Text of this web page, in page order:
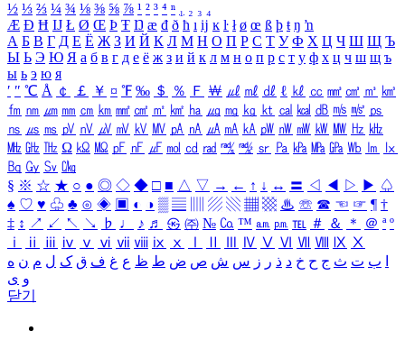
½ ⅓ ⅔ ¼ ¾ ⅛ ⅜ ⅝ ⅞ ¹ ² ³ ⁴ ⁿ ₁ ₂ ₃ ₄
Æ Ð Ħ Ĳ Ł Ø Œ Þ Ŧ Ŋ æ đ ð ħ ı ĳ ĸ ŀ ł ø œ ß þ ŧ ŋ ŉ
А Б В Г Д Е Ё Ж З И Й К Л М Н О П Р С Т У Ф Х Ц Ч Ш Щ Ъ
Ы Ь Э Ю Я а б в г д е ё ж з и й к л м н о п р с т у ф х ц ч ш щ ъ
ы ь э ю я
′ ″ ℃ Å ￠ ￡ ￥ ¤ ℉ ‰ ＄ ％ Ｆ ￦ ㎕ ㎖ ㎗ ℓ ㎘ ㏄ ㎣ ㎤ ㎥ ㎦
㎙ ㎚ ㎛ ㎜ ㎝ ㎞ ㎟ ㎠ ㎡ ㎢ ㏊ ㎍ ㎎ ㎏ ㏏ ㎈ ㎉ ㏈ ㎧ ㎨ ㎰
㎱ ㎲ ㎳ ㎴ ㎵ ㎶ ㎷ ㎸ ㎹ ㎀ ㎁ ㎂ ㎃ ㎄ ㎺ ㎻ ㎽ ㎾ ㎿ ㎐ ㎑
㎒ ㎓ ㎔ Ω ㏀ ㏁ ㎊ ㎋ ㎌ ㏖ ㏅ ㎭ ㎮ ㎯ ㏛ ㎩ ㎪ ㎫ ㎬ ㏝ ㏐
㏓
㏃ ㏉ ㏜ ㏆
§ ※ ☆ ★ ○ ● ◎ ◇ ◆ □ ■ △ ▽ → ← ↑ ↓ ↔ 〓 ◁ ◀ ▷ ▶ ♤
♠ ♡ ♥ ♧ ♣ ⊙ ◈ ▣ ◐ ◑ ▒ ▤ ▨ ▧ ▦ ▩ ♨ ☏ ☎ ☜ ☞ ¶ †
‡ ↕ ↗ ↙ ↖ ↘ ♭ ♩ ♪ ♬ ㉿ ㈜ № ㏇ ™ ㏂ ㏘ ℡ ＃ ＆ ＊ ＠ ª º
ⅰ
ⅱ ⅲ ⅳ ⅴ ⅵ ⅶ ⅷ ⅸ ⅹ Ⅳ Ⅴ Ⅵ Ⅶ Ⅷ Ⅸ Ⅹ
ب ت ث ج ح خ د ذ ر ز س ش ص ض ط ظ ع غ ف ق ک ل م ن ه
و ی
닫기